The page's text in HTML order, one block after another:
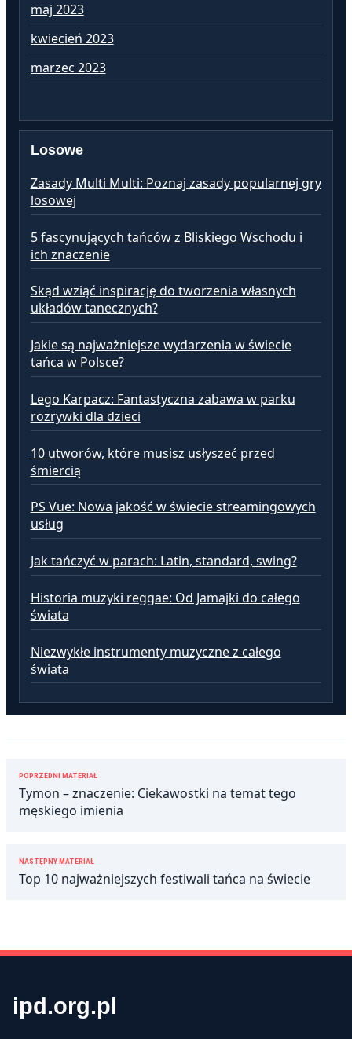
maj 2023
kwiecień 2023
marzec 2023
Losowe
Zasady Multi Multi: Poznaj zasady popularnej gry
losowej
5 fascynujących tańców z Bliskiego Wschodu i
ich znaczenie
Skąd wziąć inspirację do tworzenia własnych
układów tanecznych?
Jakie są najważniejsze wydarzenia w świecie
tańca w Polsce?
Lego Karpacz: Fantastyczna zabawa w parku
rozrywki dla dzieci
10 utworów, które musisz usłyszeć przed
śmiercią
PS Vue: Nowa jakość w świecie streamingowych
usług
Jak tańczyć w parach: Latin, standard, swing?
Historia muzyki reggae: Od Jamajki do całego
świata
Niezwykłe instrumenty muzyczne z całego
świata
Nawigacja
wpisu
POPRZEDNI MATERIAŁ
Tymon – znaczenie: Ciekawostki na temat tego
męskiego imienia
NASTĘPNY MATERIAŁ
Top 10 najważniejszych festiwali tańca na świecie
ipd.org.pl